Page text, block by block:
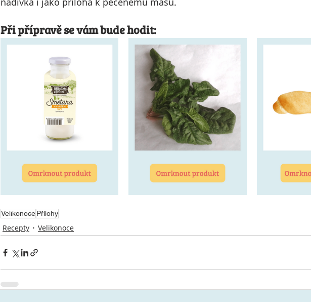
Při přípravě se vám bude hodit:
VelikonocePřílohy
Recepty Velikonoce